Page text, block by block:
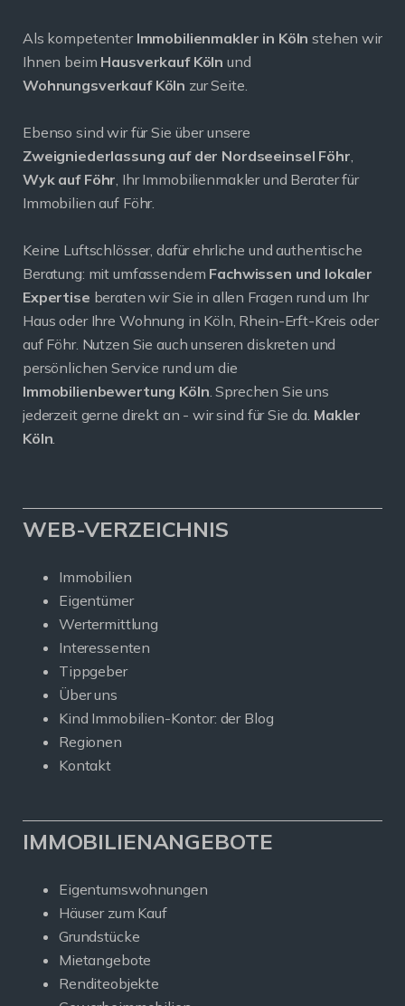
Als kompetenter Immobilienmakler in Köln stehen wir
Ihnen beim Hausverkauf Köln und
Wohnungsverkauf Köln zur Seite.
Ebenso sind wir für Sie über unsere
Zweigniederlassung auf der Nordseeinsel Föhr,
Wyk auf Föhr, Ihr Immobilienmakler und Berater für
Immobilien auf Föhr.
Keine Luftschlösser, dafür ehrliche und authentische
Beratung: mit umfassendem Fachwissen und lokaler
Expertise beraten wir Sie in allen Fragen rund um Ihr
Haus oder Ihre Wohnung in Köln, Rhein-Erft-Kreis oder
auf Föhr. Nutzen Sie auch unseren diskreten und
persönlichen Service rund um die
Immobilienbewertung Köln. Sprechen Sie uns
jederzeit gerne direkt an - wir sind für Sie da. Makler
Köln.
WEB-VERZEICHNIS
Immobilien
Eigentümer
Wertermittlung
Interessenten
Tippgeber
Über uns
Kind Immobilien-Kontor: der Blog
Regionen
Kontakt
IMMOBILIENANGEBOTE
Eigentumswohnungen
Häuser zum Kauf
Grundstücke
Mietangebote
Renditeobjekte